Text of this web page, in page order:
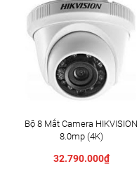
Bộ 8 Mắt Camera HIKVISION
8.0mp (4K)
32.790.000₫